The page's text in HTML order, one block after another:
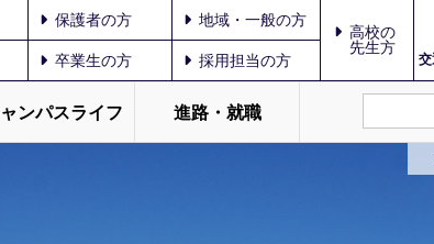
保護者の方 地域・一般の方
高校の
先生方
交
卒業生の方 採用担当の方
ンパスライフ 進路・就職